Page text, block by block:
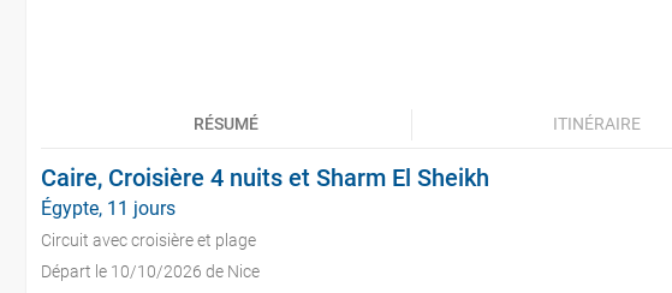
RÉSUMÉ ITINÉRAIRE
Caire, Croisière 4 nuits et Sharm El Sheikh
Égypte, 11 jours
Circuit avec croisière et plage
Départ le 10/10/2026 de Nice